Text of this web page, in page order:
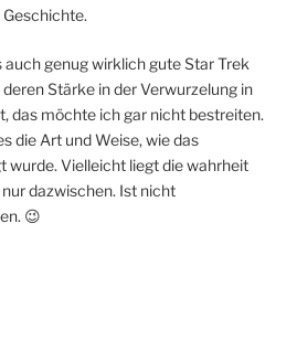
auch genug wirklich gute Star Trek
Stärke in der Verwurzelung in
das möchte ich gar nicht bestreiten.
die Art und Weise, wie das
wurde. Vielleicht liegt die wahrheit
dazwischen. Ist nicht
😉